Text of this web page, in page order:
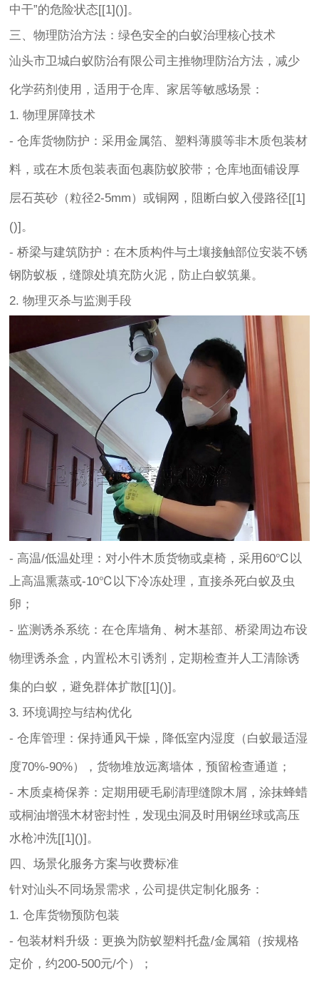
中干”的危险状态[[1]()]。
三、物理防治方法：绿色安全的白蚁治理核心技术
汕头市卫城白蚁防治有限公司主推物理防治方法，减少
化学药剂使用，适用于仓库、家居等敏感场景：
1. 物理屏障技术
- 仓库货物防护：采用金属箔、塑料薄膜等非木质包装材
料，或在木质包装表面包裹防蚁胶带；仓库地面铺设厚
层石英砂（粒径2-5mm）或铜网，阻断白蚁入侵路径[[1]
()]。
- 桥梁与建筑防护：在木质构件与土壤接触部位安装不锈
钢防蚁板，缝隙处填充防火泥，防止白蚁筑巢。
2. 物理灭杀与监测手段
- 高温/低温处理：对小件木质货物或桌椅，采用60℃以
上高温熏蒸或-10℃以下冷冻处理，直接杀死白蚁及虫
卵；
- 监测诱杀系统：在仓库墙角、树木基部、桥梁周边布设
物理诱杀盒，内置松木引诱剂，定期检查并人工清除诱
集的白蚁，避免群体扩散[[1]()]。
3. 环境调控与结构优化
- 仓库管理：保持通风干燥，降低室内湿度（白蚁最适湿
度70%-90%），货物堆放远离墙体，预留检查通道；
- 木质桌椅保养：定期用硬毛刷清理缝隙木屑，涂抹蜂蜡
或桐油增强木材密封性，发现虫洞及时用钢丝球或高压
水枪冲洗[[1]()]。
四、场景化服务方案与收费标准
针对汕头不同场景需求，公司提供定制化服务：
1. 仓库货物预防包装
- 包装材料升级：更换为防蚁塑料托盘/金属箱（按规格
定价，约200-500元/个）；